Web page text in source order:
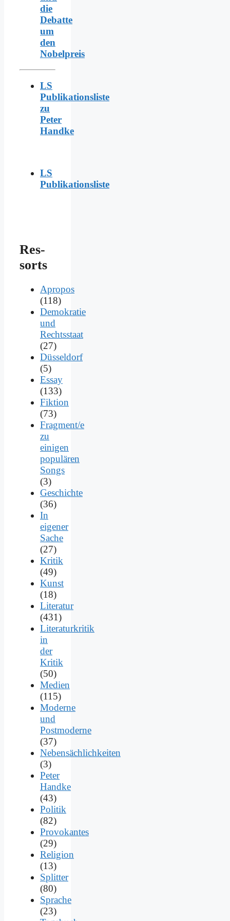
die
Debatte
um
den
Nobelpreis
LS
Publikationsliste
zu
Peter
Handke
LS
Publikationsliste
Res­
sorts
Apropos
(118)
Demokratie
und
Rechtsstaat
(27)
Düsseldorf
(5)
Essay
(133)
Fiktion
(73)
Fragment/e
zu
einigen
populären
Songs
(3)
Geschichte
(36)
In
eigener
Sache
(27)
Kritik
(49)
Kunst
(18)
Literatur
(431)
Literaturkritik
in
der
Kritik
(50)
Medien
(115)
Moderne
und
Postmoderne
(37)
Nebensächlichkeiten
(3)
Peter
Handke
(43)
Politik
(82)
Provokantes
(29)
Religion
(13)
Splitter
(80)
Sprache
(23)